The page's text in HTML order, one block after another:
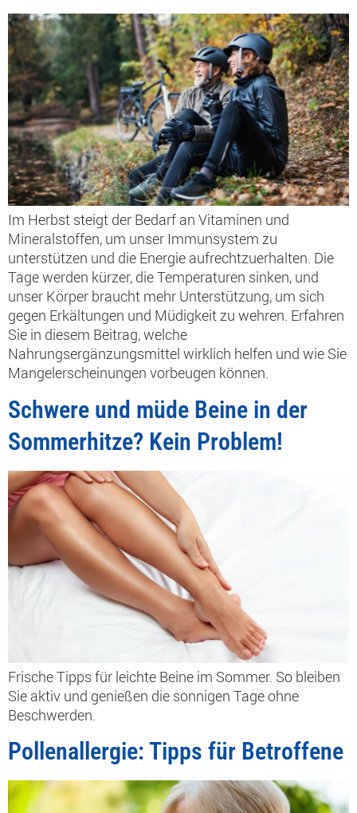
Im Herbst steigt der Bedarf an Vitaminen und
Mineralstoffen, um unser Immunsystem zu
unterstützen und die Energie aufrechtzuerhalten. Die
Tage werden kürzer, die Temperaturen sinken, und
unser Körper braucht mehr Unterstützung, um sich
gegen Erkältungen und Müdigkeit zu wehren. Erfahren
Sie in diesem Beitrag, welche
Nahrungsergänzungsmittel wirklich helfen und wie Sie
Mangelerscheinungen vorbeugen können.
Schwere und müde Beine in der
Sommerhitze? Kein Problem!
Frische Tipps für leichte Beine im Sommer. So bleiben
Sie aktiv und genießen die sonnigen Tage ohne
Beschwerden.
Pollenallergie: Tipps für Betroffene